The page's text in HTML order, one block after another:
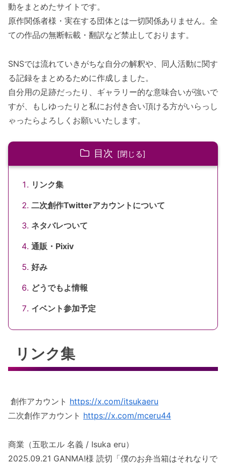
動をまとめたサイトです。
原作関係者様・実在する団体とは一切関係ありません。全
ての作品の無断転載・翻訳など禁止しております。
SNSでは流れていきがちな自分の解釈や、同人活動に関す
る記録をまとめるために作成しました。
自分用の足跡だったり、ギャラリー的な意味合いが強いで
すが、もしゆったりと私にお付き合い頂ける方がいらっし
ゃったらよろしくお願いいたします。
目次
リンク集
二次創作Twitterアカウントについて
ネタバレついて
通販・Pixiv
好み
どうでもよ情報
イベント参加予定
リンク集
創作アカウント https://x.com/itsukaeru
二次創作アカウント https://x.com/mceru44
商業（五歌エル 名義 / Isuka eru）
2025.09.21 GANMA!様 読切「僕のお弁当箱はそれなりで